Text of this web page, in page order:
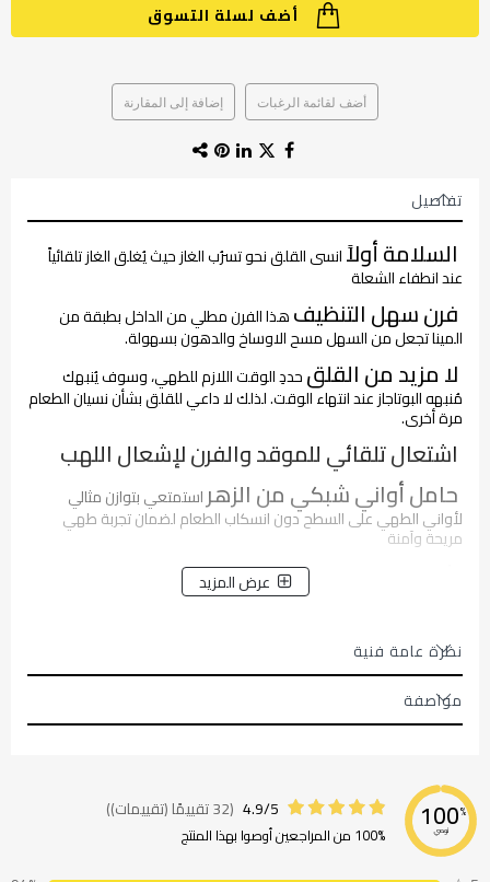
أضف لسلة التسوق
أضف لقائمة الرغبات إضافة إلى المقارنة
تفاصيل
السلامة أولاًانسى القلق نحو تسرُب الغاز حيث يُغلق الغاز تلقائياً
عند انطفاء الشعلة
فرن سهل التنظيفهذا الفرن مطلي من الداخل بطبقة من
المينا تجعل من السهل مسح الاوساخ والدهون بسهولة.
لا مزيد من القلقحددِ الوقت اللازم للطهي، وسوف يُنبهك
مُنبهه البوتاجاز عند انتهاء الوقت. لذلك لا داعي للقلق بشأن نسيان الطعام
مرة أخرى.
اشتعال تلقائي للموقد والفرن لإشعال اللهب
حامل أواني شبكي من الزهراستمتعي بتوازن مثالي
لأواني الطهي على السطح دون انسكاب الطعام لضمان تجربة طهي
مريحة وآمنة
شعلات ماريانا عالية الكفاءةشعلة اقوى بكفاءة اعلى
تصميم جديد
جديدة للغطاء الزجاجي والباب
عرض المزيد
نظرة عامة فنية
مواصفة
100%
نوصي
4.9/5 (32 تقييمًا (تقييمات))
100% من المراجعين أوصوا بهذا المنتج